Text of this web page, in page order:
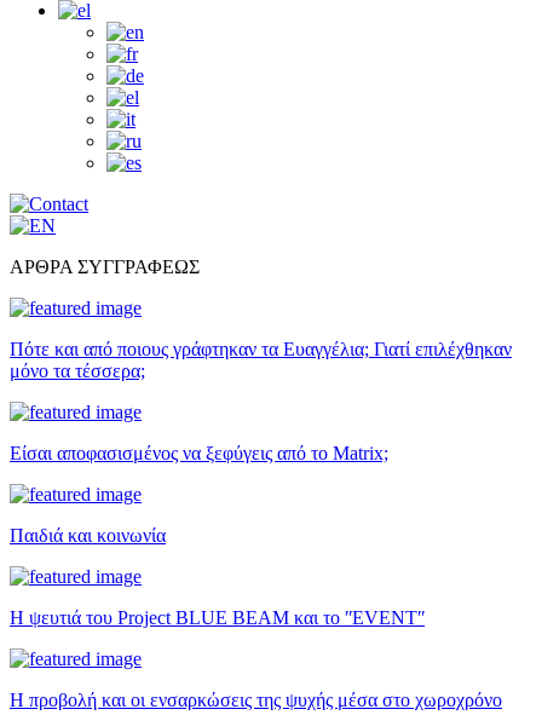
ΑΡΘΡΑ ΣΥΓΓΡΑΦΕΩΣ
Πότε και από ποιους γράφτηκαν τα Ευαγγέλια; Γιατί επιλέχθηκαν
μόνο τα τέσσερα;
Είσαι αποφασισμένος να ξεφύγεις από το Matrix;
Παιδιά και κοινωνία
Η ψευτιά του Project BLUE BEAM και το ʺEVENTʺ
Η προβολή και οι ενσαρκώσεις της ψυχής μέσα στο χωροχρόνο